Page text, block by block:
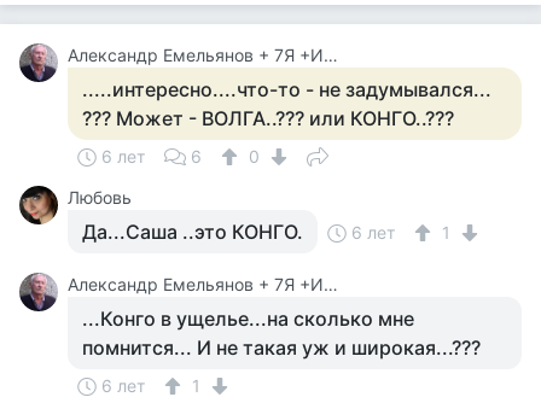
Александр Емельянов + 7Я +Инструктор Туризма
.....интересно....что-то - не задумывался...
??? Может - ВОЛГА..??? или КОНГО..???
6 лет 6
0
Любовь
Да...Саша ..это КОНГО. 6 лет 1
Александр Емельянов + 7Я +Инструктор Туризма
...Конго в ущелье...на сколько мне
помнится... И не такая уж и широкая...???
6 лет
1